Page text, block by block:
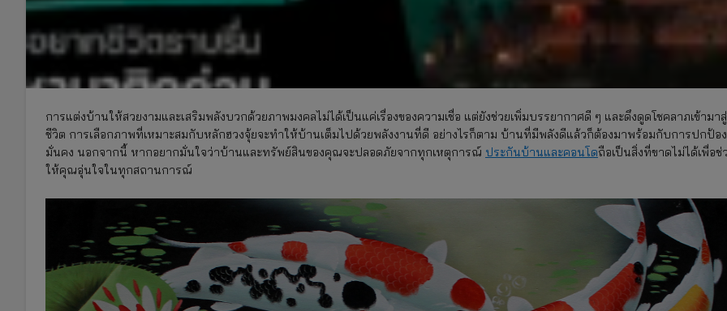
การแต่งบ้านให้สวยงามและเสริมพลังบวกด้วยภาพมงคลไม่ได้เป็นแค่เรื่องของความเชื่อ แต่ยังช่วยเพิ่มบรรยากาศดี ๆ และดึงดูดโชคลาภเข้ามาสู่
ชีวิต การเลือกภาพที่เหมาะสมกับหลักฮวงจุ้ยจะทำให้บ้านเต็มไปด้วยพลังงานที่ดี อย่างไรก็ตาม บ้านที่มีพลังดีแล้วก็ต้องมาพร้อมกับการปกป้อ
มั่นคง นอกจากนี้ หากอยากมั่นใจว่าบ้านและทรัพย์สินของคุณจะปลอดภัยจากทุกเหตุการณ์ ประกันบ้านและคอนโดถือเป็นสิ่งที่ขาดไม่ได้เพื่อช่
ให้คุณอุ่นใจในทุกสถานการณ์